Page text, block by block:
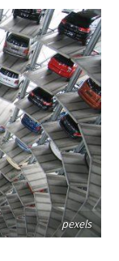
pexels